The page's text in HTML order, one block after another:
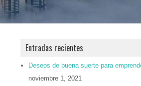
Entradas recientes
Deseos de buena suerte para
noviembre 1, 2021